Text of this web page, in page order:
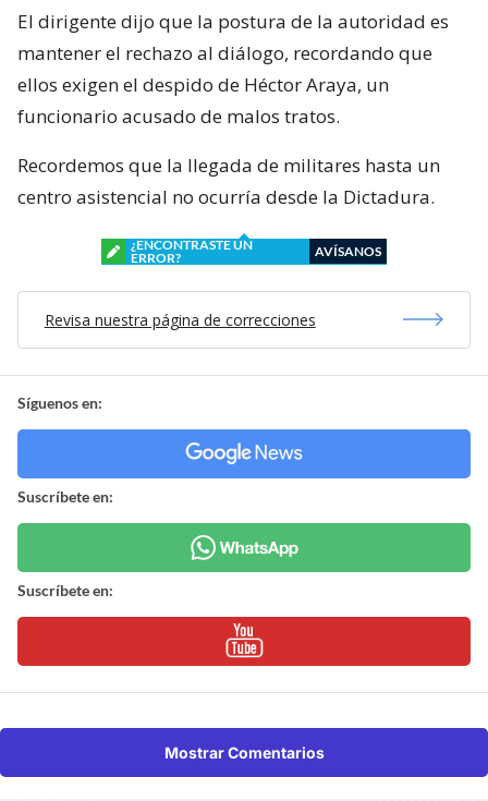
El dirigente dijo que la postura de la autoridad es
mantener el rechazo al diálogo, recordando que
ellos exigen el despido de Héctor Araya, un
funcionario acusado de malos tratos.
Recordemos que la llegada de militares hasta un
centro asistencial no ocurría desde la Dictadura.
¿ENCONTRASTE UN
ERROR?
AVÍSANOS
Revisa nuestra página de correcciones
Síguenos en:
Suscríbete en:
Suscríbete en:
Mostrar Comentarios